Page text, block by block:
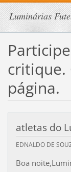
Luminárias
critique.
página.
atletas do
EDNALDO DE
Boa